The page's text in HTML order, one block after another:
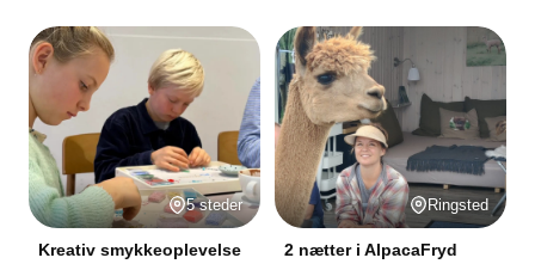
5 steder
Kreativ smykkeoplevelse
Ringsted
2 nætter i AlpacaFryd